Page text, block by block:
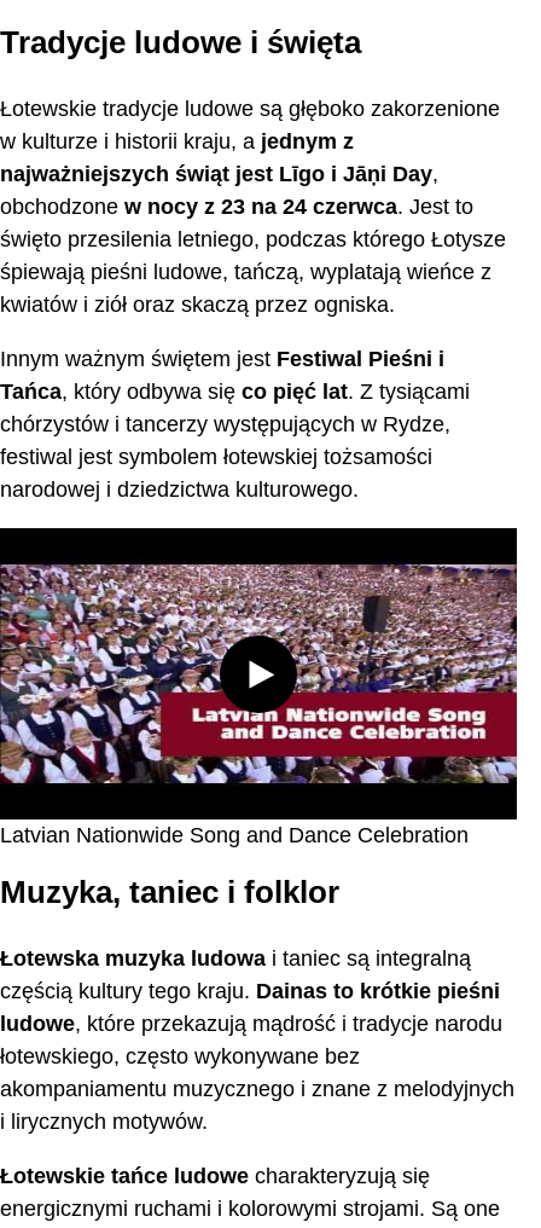
Tradycje ludowe i święta
Łotewskie tradycje ludowe są głęboko zakorzenione
w kulturze i historii kraju, a jednym z
najważniejszych świąt jest Līgo i Jāņi Day,
obchodzone w nocy z 23 na 24 czerwca. Jest to
święto przesilenia letniego, podczas którego Łotysze
śpiewają pieśni ludowe, tańczą, wyplatają wieńce z
kwiatów i ziół oraz skaczą przez ogniska.
Innym ważnym świętem jest Festiwal Pieśni i
Tańca, który odbywa się co pięć lat. Z tysiącami
chórzystów i tancerzy występujących w Rydze,
festiwal jest symbolem łotewskiej tożsamości
narodowej i dziedzictwa kulturowego.
Latvian Nationwide Song and Dance Celebration
Muzyka, taniec i folklor
Łotewska muzyka ludowa i taniec są integralną
częścią kultury tego kraju. Dainas to krótkie pieśni
ludowe, które przekazują mądrość i tradycje narodu
łotewskiego, często wykonywane bez
akompaniamentu muzycznego i znane z melodyjnych
i lirycznych motywów.
Łotewskie tańce ludowe charakteryzują się
energicznymi ruchami i kolorowymi strojami. Są one